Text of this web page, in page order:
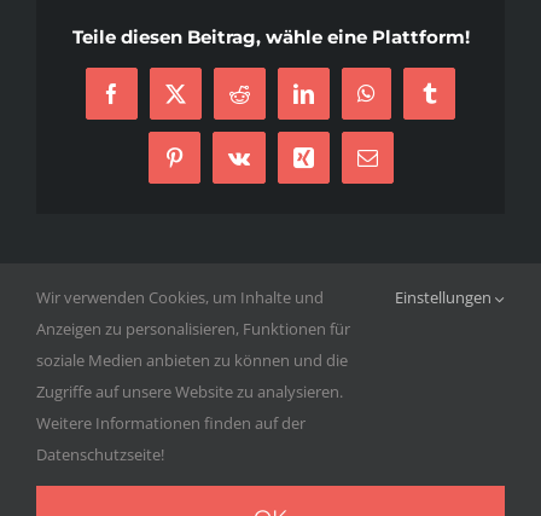
Teile diesen Beitrag, wähle eine Plattform!
Facebook
X Reddit LinkedInWhatsAppTumblr
Pinterest
Vk Xing
E-
Mail
© Copyright 2020 -
2026 ISC Düsseldorf RAMS 1987 e.V. | Alle
Login
Wir verwenden Cookies, um Inhalte und
Anzeigen zu personalisieren, Funktionen für
soziale Medien anbieten zu können und die
Zugriffe auf unsere Website zu analysieren.
Weitere Informationen finden auf der
Datenschutzseite!
Einstellungen